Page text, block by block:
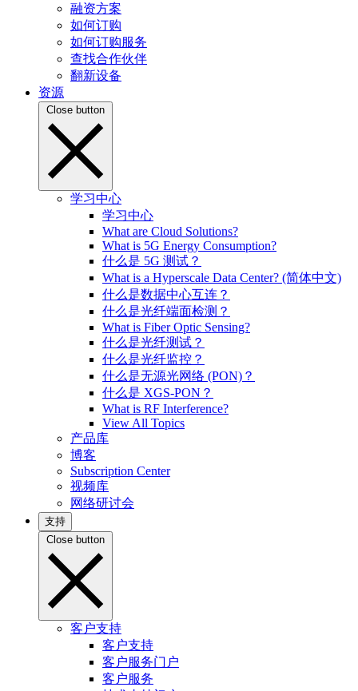
融资方案
如何订购
如何订购服务
查找合作伙伴
翻新设备
资源
Close button
学习中心
学习中心
What are Cloud Solutions?
What is 5G Energy Consumption?
什么是 5G 测试？
What is a Hyperscale Data Center? (简体中文)
什么是数据中心互连？
什么是光纤端面检测？
What is Fiber Optic Sensing?
什么是光纤测试？
什么是光纤监控？
什么是无源光网络 (PON)？
什么是 XGS-PON？
What is RF Interference?
View All Topics
产品库
博客
Subscription Center
视频库
网络研讨会
支持
Close button
客户支持
客户支持
客户服务门户
客户服务